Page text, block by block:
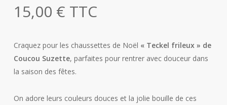
15,00 € TTC
Craquez pour les chaussettes de Noël « Teckel frileux » de
Coucou Suzette, parfaites pour rentrer avec douceur dans
la saison des fêtes.
On adore leurs couleurs douces et la jolie bouille de ces